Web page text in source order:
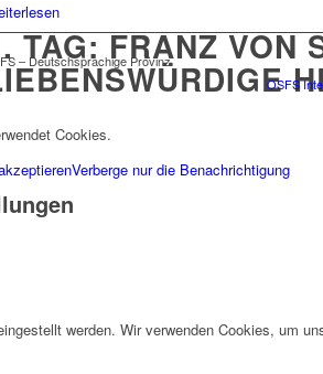
TAG: FRANZ VON
AUF ZU
TAPFEREN
JESUS
– Deutschsprachige Provinz
OSFS
Cookies.
Verberge nur die Benachrichtigung
werden. Wir verwenden Cookies, um